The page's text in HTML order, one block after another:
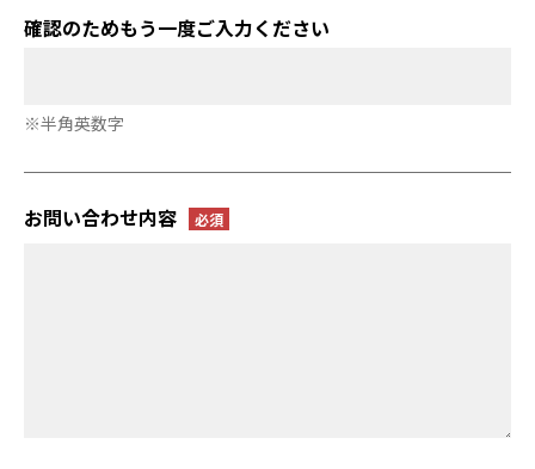
確認のためもう一度ご入力ください
※半角英数字
お問い合わせ内容